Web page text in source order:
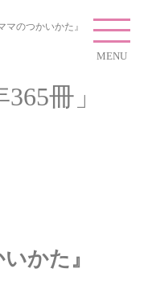
MENU
マのつかいかた』
冊」
かた』